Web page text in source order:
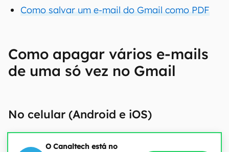
Como salvar um e-mail do Gmail como PDF
Como apagar vários e-mails
de uma só vez no Gmail
No celular (Android e iOS)
O Canaltech está no